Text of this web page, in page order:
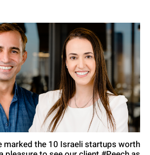
marked the 10 Israeli startups worth